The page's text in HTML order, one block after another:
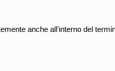
anche all'interno del